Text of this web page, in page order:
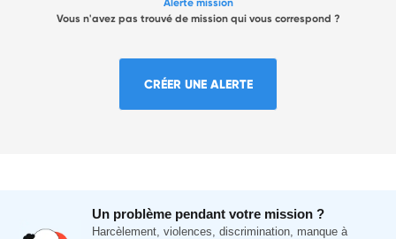
Vous n'avez pas trouvé de mission qui vous correspond ?
CRÉER UNE ALERTE
Un problème pendant votre mission ?
Harcèlement, violences, discrimination, manque à